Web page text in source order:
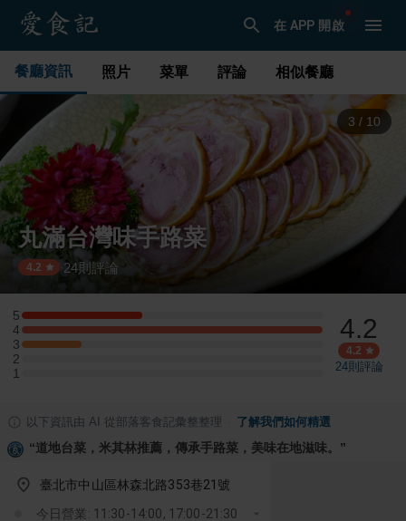
在 APP 開啟
餐廳資訊 照片 菜單 評論 相似餐廳
4 / 10
丸滿台灣味手路菜
4.2 24則評論
5
5 星：2 則評論
4
4 星：5 則評論
3
3 星：1 則評論
2
2 星：0 則評論
1
1 星：0 則評論
4.2
4.2
24則評論
以下資訊由 AI 從部落客食記彙整整理 了解我們如何精選
“道地台菜，米其林推薦，傳承手路菜，美味在地滋味。 ”
臺北市中山區林森北路353巷21號
今日營業: 11:30-14:00, 17:00-21:30